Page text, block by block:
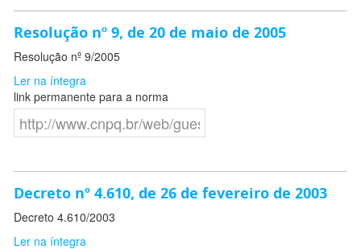
Resolução nº 9, de 20 de maio de 2005
Resolução nº 9/2005
Ler na íntegra
link permanente para a norma
Decreto nº 4.610, de 26 de fevereiro de 2003
Decreto 4.610/2003
Ler na íntegra